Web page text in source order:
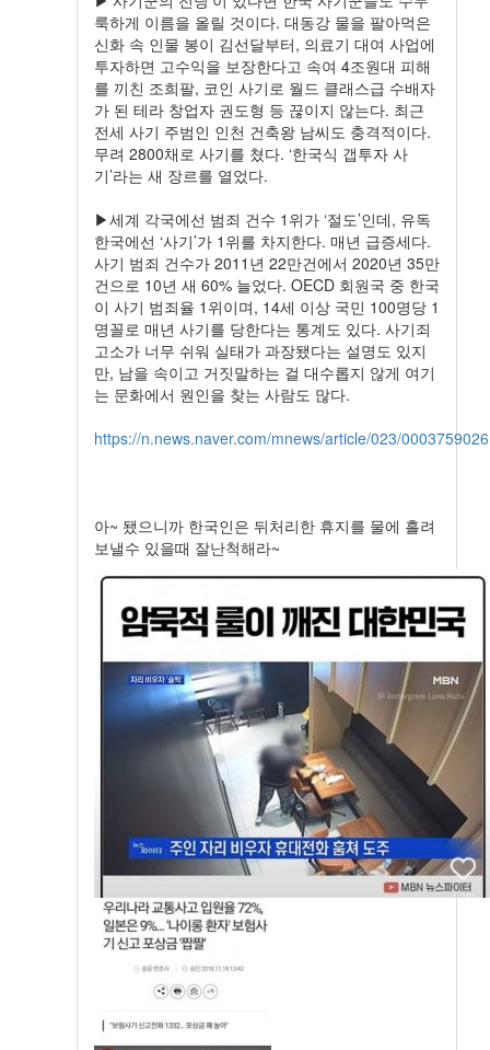
룩하게 이름을 올릴 것이다. 대동강 물을 팔아먹은
신화 속 인물 봉이 김선달부터, 의료기 대여 사업에
투자하면 고수익을 보장한다고 속여 4조원대 피해
를 끼친 조희팔, 코인 사기로 월드 클래스급 수배자
가 된 테라 창업자 권도형 등 끊이지 않는다. 최근
전세 사기 주범인 인천 건축왕 남씨도 충격적이다.
무려 2800채로 사기를 쳤다. ‘한국식 갭투자 사
기’라는 새 장르를 열었다.
▶세계 각국에선 범죄 건수 1위가 ‘절도’인데, 유독
한국에선 ‘사기’가 1위를 차지한다. 매년 급증세다.
사기 범죄 건수가 2011년 22만건에서 2020년 35만
건으로 10년 새 60% 늘었다. OECD 회원국 중 한국
이 사기 범죄율 1위이며, 14세 이상 국민 100명당 1
명꼴로 매년 사기를 당한다는 통계도 있다. 사기죄
고소가 너무 쉬워 실태가 과장됐다는 설명도 있지
만, 남을 속이고 거짓말하는 걸 대수롭지 않게 여기
는 문화에서 원인을 찾는 사람도 많다.
https://n.news.naver.com/mnews/article/023/0003759026
아~ 됐으니까 한국인은 뒤처리한 휴지를 물에 흘려
보낼수 있을때 잘난척해라~